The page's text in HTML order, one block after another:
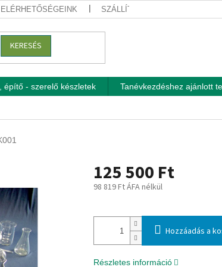
SZÁLLÍTÁSI FELTÉTELEK
KERESÉS
építő - szerelő készletek Tanévkezdéshez ajánlott
125 500 Ft
98 819 Ft ÁFA nélkül
Hozzáadás a
Részletes információ